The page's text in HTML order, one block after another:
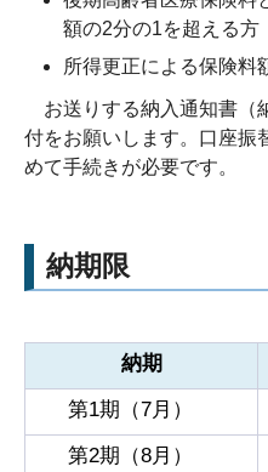
額の2分の1を超える方
所得更正による保険料
お送りする納入通知書（
付をお願いします。口座振
めて手続きが必要です。
納期限
納期
第1期（7月）
第2期（8月）